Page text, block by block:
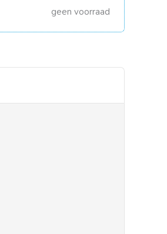
geen voorraad